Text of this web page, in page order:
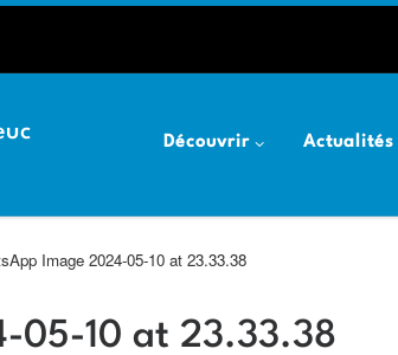
Découvrir Actualités
Image 2024-05-10 at 23.33.38
05-10 at 23.33.38